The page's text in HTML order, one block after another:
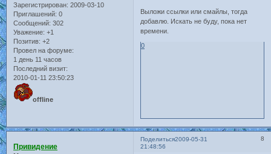
Зарегистрирован: 2009-03-10
Приглашений: 0
Сообщений: 302
Уважение: +1
Позитив: +2
Провел на форуме:
1 день 11 часов
Последний визит:
2010-01-11 23:50:23
offline
Выложи ссылки или смайлы, тогда
добавлю. Искать не буду, пока нет
времени.
0
Поделиться 8
2009-05-31
21:48:56
Привидение